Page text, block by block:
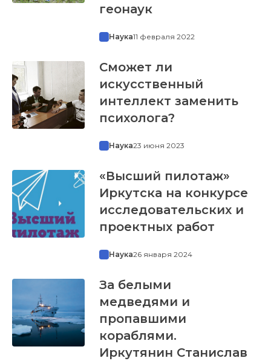
геонаук
Наука11 февраля 2022
Сможет ли
искусственный
интеллект заменить
психолога?
Наука23 июня 2023
«Высший пилотаж»
Иркутска на конкурсе
исследовательских и
проектных работ
Наука26 января 2024
За белыми
медведями и
пропавшими
кораблями.
Иркутянин Станислав